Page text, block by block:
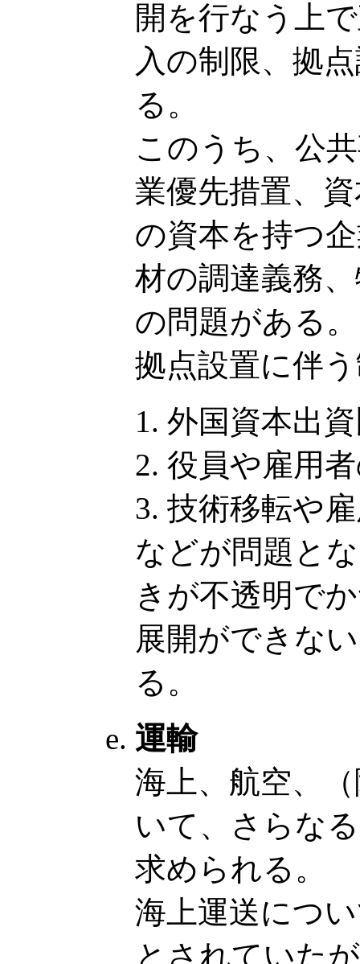
開を行なう上
入の制限、拠
る。
このうち、公
業優先措置、
の資本を持つ
材の調達義務
の問題がある。
拠点設置に伴
外国資本出
役員や雇用
技術移転や
などが問題と
きが不透明で
展開ができな
る。
運輸
海上、航空、
いて、さらな
求められる。
海上運送につ
とされていた